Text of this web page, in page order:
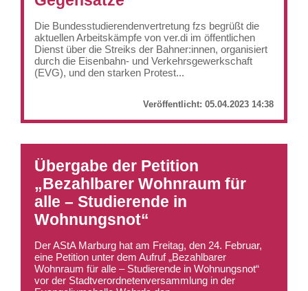
Die Bundesstudierendenvertretung fzs begrüßt die
aktuellen Arbeitskämpfe von ver.di im öffentlichen
Dienst über die Streiks der Bahner:innen, organisiert
durch die Eisenbahn- und Verkehrsgewerkschaft
(EVG), und den starken Protest...
Veröffentlicht:05.04.2023 14:38
Übergabe der Petition
„Bezahlbarer Wohnraum für
alle – Studierende in
Wohnungsnot“
Der AStA Marburg hat am Freitag, den 24. Februar,
eine Petition unter dem Aufruf „Bezahlbarer
Wohnraum für alle – Studierende in Wohnungsnot“
vor der Stadtverordnetenversammlung in der